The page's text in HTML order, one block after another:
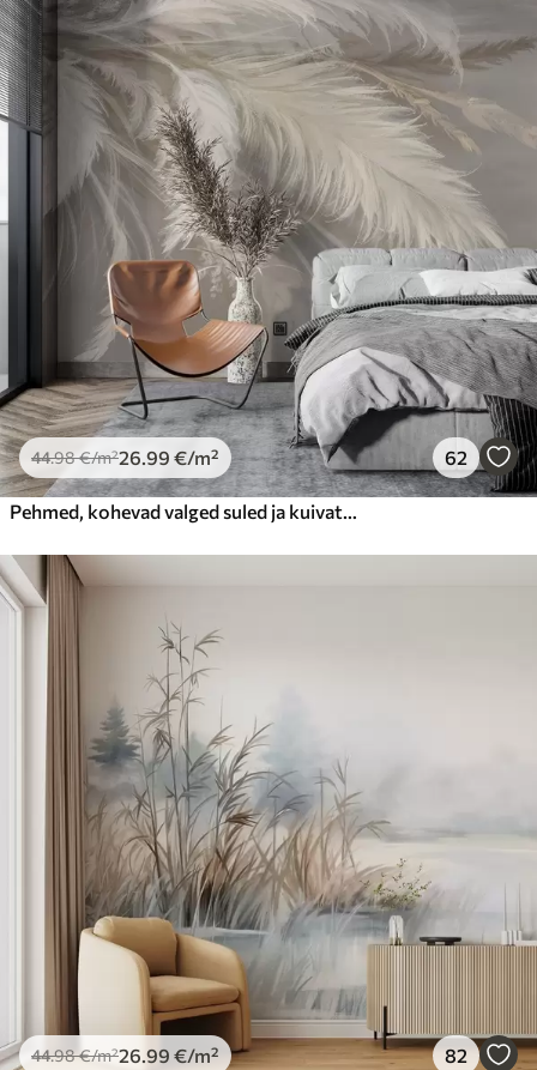
44.98€/m²26 .99 €/m² 62
44.98€/m²26 .99 €/m² 82